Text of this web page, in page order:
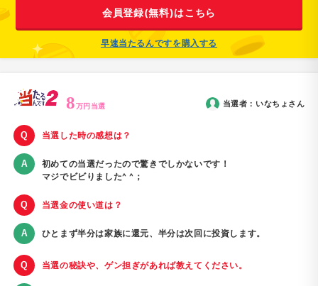
会員登録(無料)はこちら
早速当たるんですを購入する
8万円当選 当選者： いなちょ さん
当選した時の感想は？
初めての当選だったので驚きでしかないです！
マジでビビりました^ ^；
当選金の使い道は？
ひとまず半分は家族に還元、半分は次回に投資します。
当選の秘訣や、ゲン担ぎがあれば教えてください。